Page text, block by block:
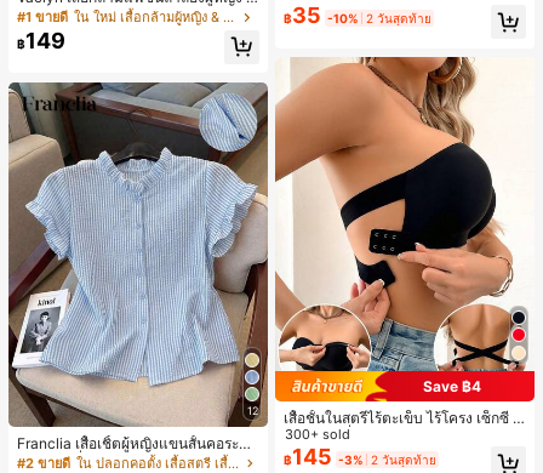
ายแพตช์เวิร์ก แขนกุด คอกลม ติดกระดุ
ม
#1 ขายดี ใน ใหม่ เสื้อกล้ามผู้หญิง & Camis
฿149
12
Franclia เสื้อเชิ้ตผู้หญิงแขนสั้นคอระบา
ยกระดุมเดี่ยวลายทาง
#2 ขายดี
ใน ปลอกคอตั้ง เสื้อสตรี เสื้อเบลาส์ & Tee
สำหรับผู้หญิงและเด็กหญิง สำหรับการเ
ดินทาง งานแต่งงาน ปาร์ตี้ วันเกิด ของ
#1 ขายดี ใน โบโฮ ต่างหูผู้หญิง
฿35 -10% 2 วันสุดท้าย
Save ฿4
เสื้อชั้นในสตรีไร้ตะเข็บ ไร้โครง เซ็กซี่ ด้
านข้างไม่ลื่น แผ่นรองถอดได้ ลายไขว้ห
ลัง ไร้สาย สบายตลอดวัน
300+ sold
฿145 -3% 2 วันสุดท้าย